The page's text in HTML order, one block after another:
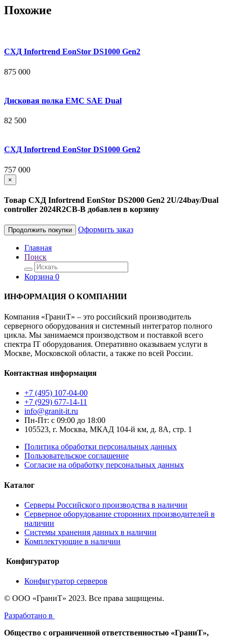
Похожие
СХД Infortrend EonStor DS1000 Gen2
875 000
Дисковая полка EMC SAE Dual
82 500
СХД Infortrend EonStor DS1000 Gen2
757 000
×
Товар СХД Infortrend EonStor DS2000 Gen2 2U/24bay/Dual
controller 2024R2CB-B добавлен в корзину
Продолжить покупки Оформить заказ
Главная
Поиск
Корзина 0
ИНФОРМАЦИЯ О КОМПАНИИ
Компания «ГраниТ» – это российский производитель
серверного оборудования и системный интегратор полного
цикла. Мы занимаемся производством и поставкой всего
спектра IT оборудования. Оперативно оказываем услуги в
Москве, Московской области, а также по всей России.
Контактная информация
+7 (495) 107-04-00
+7 (929) 677-14-11
info@granit-it.ru
Пн-Пт: с 09:00 до 18:00
105523, г. Москва, МКАД 104-й км, д. 8А, стр. 1
Политика обработки персональных данных
Пользовательское соглашение
Согласие на обработку персональных данных
Каталог
Серверы Российского производства в наличии
Серверное оборудование сторонних производителей в
наличии
Системы хранения данных в наличии
Комплектующие в наличии
Конфигуратор
Конфигуратор серверов
© ООО «ГраниТ» 2023. Все права защищены.
Разработано в
Общество с ограниченной ответственностью «ГраниТ»,